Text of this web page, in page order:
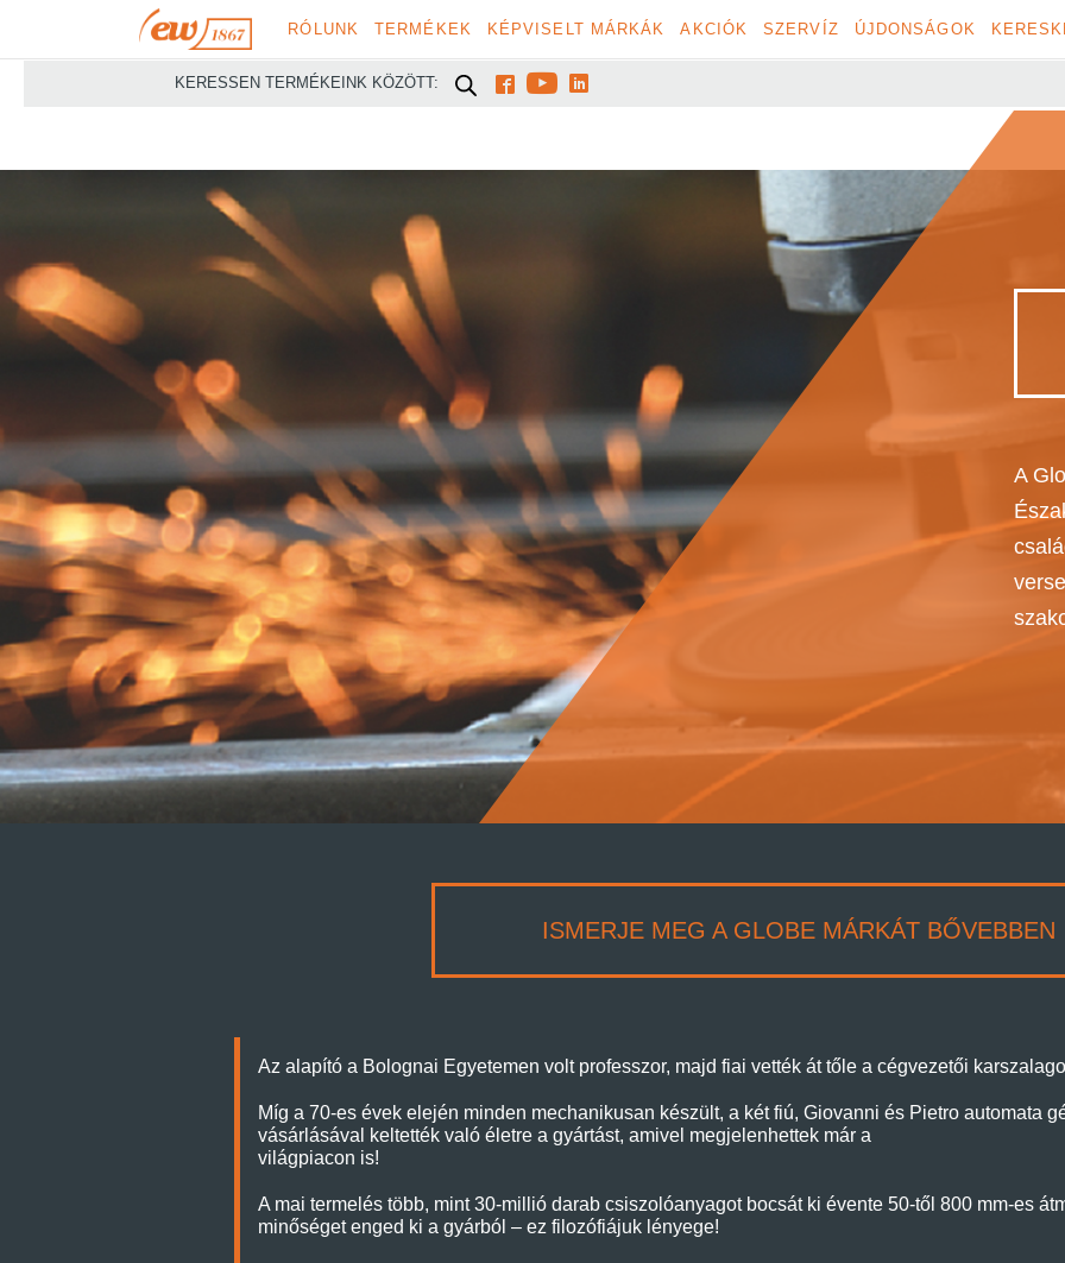
RÓLUNK TERMÉKEK KÉPVISELT MÁRKÁK AKCIÓK SZERVÍZ ÚJDONSÁGOK
KERESSEN TERMÉKEINK KÖZÖTT:   
A
ISMERJE MEG A GLOBE MÁRKÁT BŐVEBBEN
Az alapító a Bolognai Egyetemen volt professzor, majd fiai vették át tőle a cégvezetői
Míg a 70-es évek elején minden mechanikusan készült, a két fiú, Giovanni és Pietro automata
vásárlásával keltették való életre a gyártást, amivel megjelenhettek már a
világpiacon is!
A mai termelés több, mint 30-millió darab csiszolóanyagot bocsát ki évente 50-től 800 mm-es
minőséget enged ki a gyárból – ez filozófiájuk lényege!